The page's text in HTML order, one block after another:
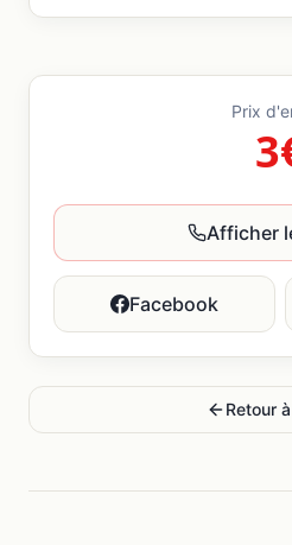
Prix
Afficher
Facebook
Retour à